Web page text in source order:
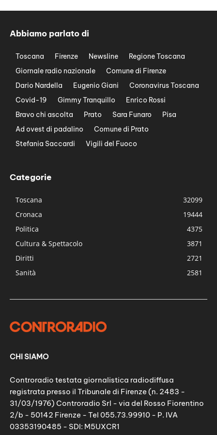
Abbiamo parlato di
Toscana Firenze Newsline
Regione Toscana
Giornale radio nazionale
Comune di Firenze
Dario Nardella
Eugenio Giani
Coronavirus Toscana
Covid-19
Gimmy Tranquillo
Enrico Rossi
Bravo chi ascolta
Prato Sara Funaro
Pisa
Ad ovest di padalino
Comune di Prato
Stefania Saccardi
Vigili del Fuoco
Categorie
Toscana
32099
Cronaca
19444
Politica
4375
Cultura & Spettacolo
3871
Diritti
2721
Sanità
2581
CHI SIAMO
Controradio testata giornalistica radiodiffusa
registrata presso il Tribunale di Firenze (n. 2483 -
31/03/1976) Controradio Srl - via del Rosso Fiorentino
2/b - 50142 Firenze - Tel 055.73.99910 - P. IVA
03353190485 - SDI: M5UXCR1